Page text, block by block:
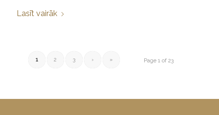
Lasīt vairāk
Page 1 of 23
1 2 3 › »